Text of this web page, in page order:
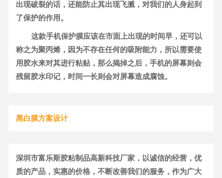
出现破裂的话，还能防止其出现飞溅，对我们的人身起到
了保护的作用。
这款手机保护膜应该在市面上出现的时间早，还可以
称之为聚丙烯，因为不存在任何的吸附能力，所以需要使
用胶水来对其进行粘贴，那么揭掉之后，手机的屏幕则会
残留胶水印记，时间一长则会对屏幕造成腐蚀。
黑白膜方案设计
深圳市富乐斯胶粘制品高新科技厂家，以诚信的经营，优
质的产品，实惠的价格，不断改善我们的服务，作为广大